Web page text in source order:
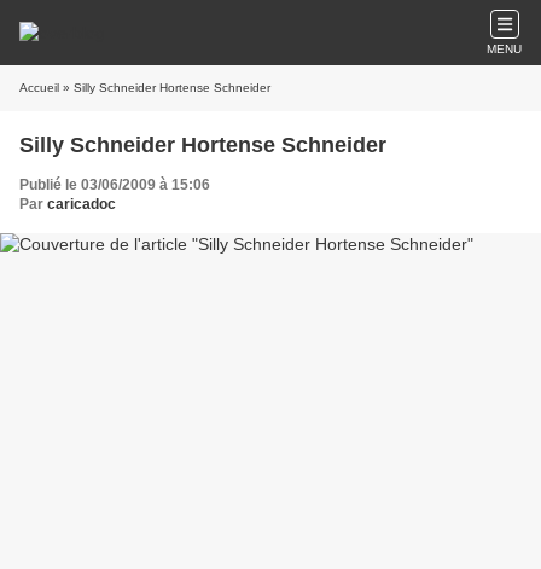
MENU
Accueil » Silly Schneider Hortense Schneider
Silly Schneider Hortense Schneider
Publié le 03/06/2009 à 15:06
Par caricadoc